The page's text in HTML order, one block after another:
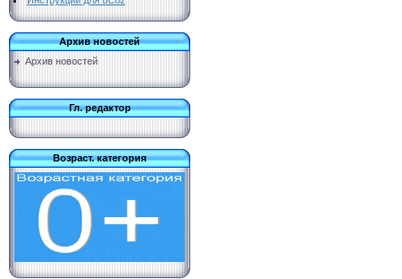
Архив новостей
Архив новостей
Гл. редактор
Возраст. категория